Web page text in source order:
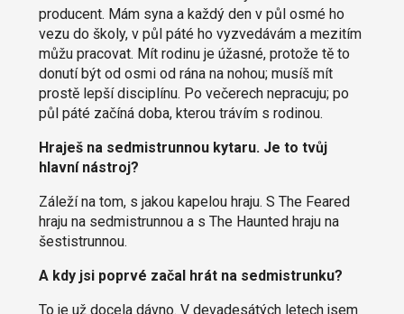
producent. Mám syna a každý den v půl osmé ho
vezu do školy, v půl páté ho vyzvedávám a mezitím
můžu pracovat. Mít rodinu je úžasné, protože tě to
donutí být od osmi od rána na nohou; musíš mít
prostě lepší disciplínu. Po večerech nepracuju; po
půl páté začíná doba, kterou trávím s rodinou.
Hraješ na sedmistrunnou kytaru. Je to tvůj
hlavní nástroj?
Záleží na tom, s jakou kapelou hraju. S The Feared
hraju na sedmistrunnou a s The Haunted hraju na
šestistrunnou.
A kdy jsi poprvé začal hrát na sedmistrunku?
To je už docela dávno. V devadesátých letech jsem